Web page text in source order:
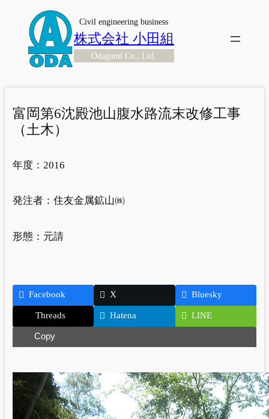
プ
Civil engineering business
株式会社 小田組
Odagumi Co., Ltd.
富岡第6沈殿池山腹水路流末改修工事
（土木）
年度： 2016
発注者：住友金属鉱山㈱
形態： 元請
Facebook X Bluesky
Threads Hatena LINE
Copy